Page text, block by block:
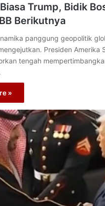
Trump, Bidik
Berikutnya
panggung geopolitik
Presiden Amerika
tengah
»